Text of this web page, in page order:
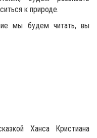
к природе.
мы будем читать, вы
Ханса Кристиана